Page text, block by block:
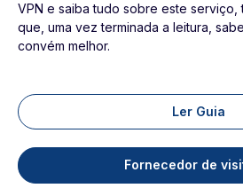
VPN e saiba tudo sobre este serviço,
que, uma vez terminada a leitura,
convém melhor.
Ler Guia
Fornecedor de